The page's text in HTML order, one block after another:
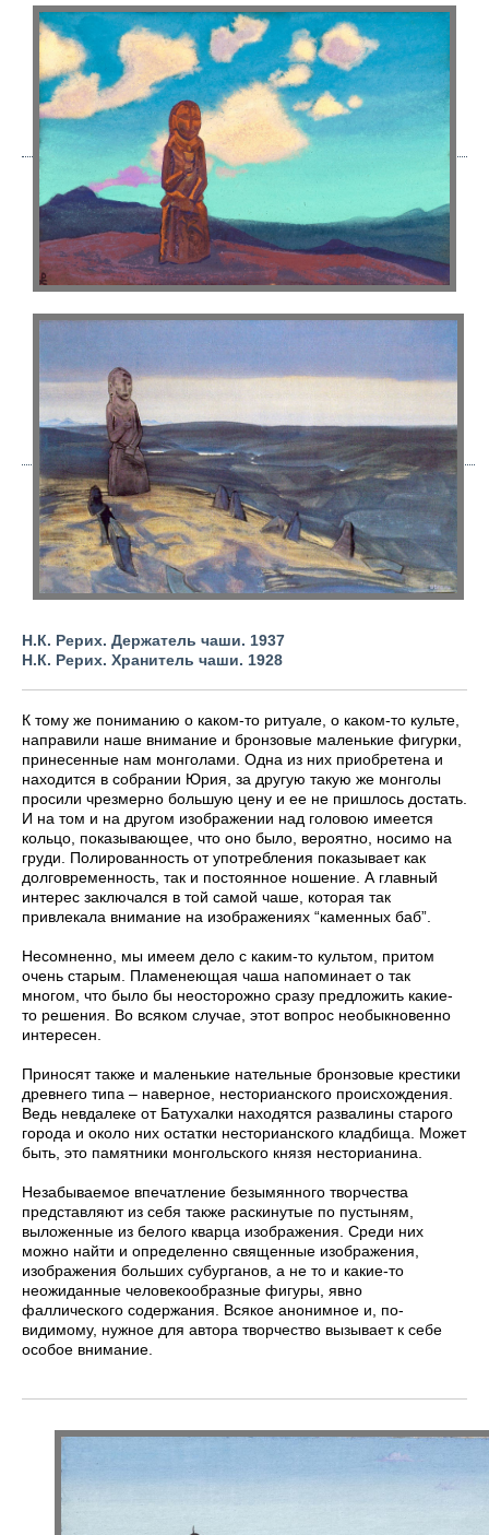
Н.К. Рерих. Держатель чаши. 1937
Н.К. Рерих. Хранитель чаши. 1928
К тому же пониманию о каком-то ритуале, о каком-то культе,
направили наше внимание и бронзовые маленькие фигурки,
принесенные нам монголами. Одна из них приобретена и
находится в собрании Юрия, за другую такую же монголы
просили чрезмерно большую цену и ее не пришлось достать.
И на том и на другом изображении над головою имеется
кольцо, показывающее, что оно было, вероятно, носимо на
груди. Полированность от употребления показывает как
долговременность, так и постоянное ношение. А главный
интерес заключался в той самой чаше, которая так
привлекала внимание на изображениях “каменных баб”.
Несомненно, мы имеем дело с каким-то культом, притом
очень старым. Пламенеющая чаша напоминает о так
многом, что было бы неосторожно сразу предложить какие-
то решения. Во всяком случае, этот вопрос необыкновенно
интересен.
Приносят также и маленькие нательные бронзовые крестики
древнего типа – наверное, несторианского происхождения.
Ведь невдалеке от Батухалки находятся развалины старого
города и около них остатки несторианского кладбища. Может
быть, это памятники монгольского князя несторианина.
Незабываемое впечатление безымянного творчества
представляют из себя также раскинутые по пустыням,
выложенные из белого кварца изображения. Среди них
можно найти и определенно священные изображения,
изображения больших субурганов, а не то и какие-то
неожиданные человекообразные фигуры, явно
фаллического содержания. Всякое анонимное и, по-
видимому, нужное для автора творчество вызывает к себе
особое внимание.